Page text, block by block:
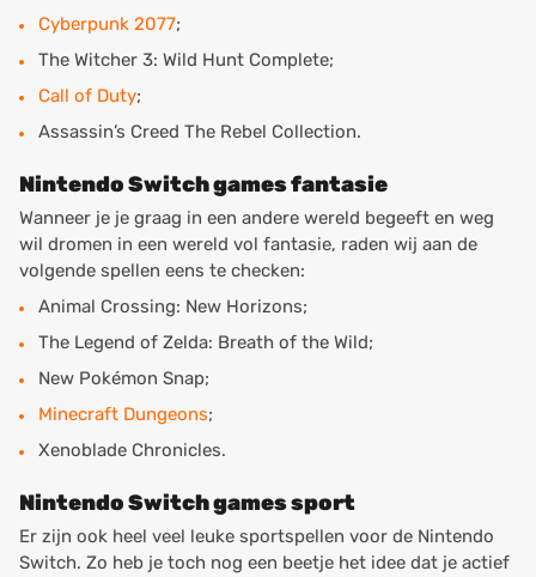
Cyberpunk 2077;
The Witcher 3: Wild Hunt Complete;
Call of Duty;
Assassin’s Creed The Rebel Collection.
Nintendo Switch games fantasie
Wanneer je je graag in een andere wereld begeeft en weg
wil dromen in een wereld vol fantasie, raden wij aan de
volgende spellen eens te checken:
Animal Crossing: New Horizons;
The Legend of Zelda: Breath of the Wild;
New Pokémon Snap;
Minecraft Dungeons;
Xenoblade Chronicles.
Nintendo Switch games sport
Er zijn ook heel veel leuke sportspellen voor de Nintendo
Switch. Zo heb je toch nog een beetje het idee dat je actief